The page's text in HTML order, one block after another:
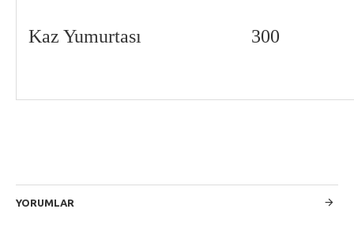
Kaz Yumurtası 300
YORUMLAR